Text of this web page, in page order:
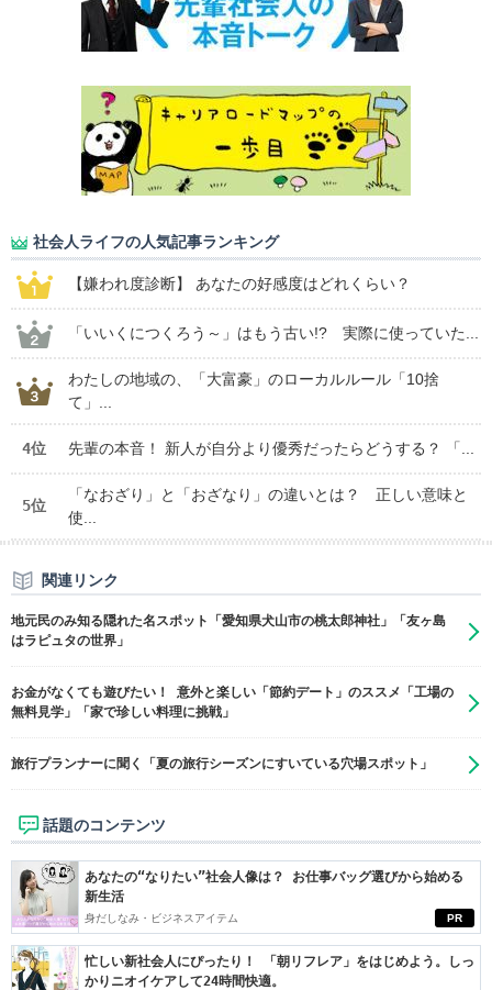
社会人ライフの人気記事ランキング
【嫌われ度診断】 あなたの好感度はどれくらい？
「いいくにつくろう～」はもう古い!? 実際に使っていた...
わたしの地域の、「大富豪」のローカルルール「10捨
て」...
4位 先輩の本音！ 新人が自分より優秀だったらどうする？ 「...
5位
「なおざり」と「おざなり」の違いとは？ 正しい意味と
使...
関連リンク
地元民のみ知る隠れた名スポット「愛知県犬山市の桃太郎神社」「友ヶ島
はラピュタの世界」
お金がなくても遊びたい！ 意外と楽しい「節約デート」のススメ「工場の
無料見学」「家で珍しい料理に挑戦」
旅行プランナーに聞く「夏の旅行シーズンにすいている穴場スポット」
話題のコンテンツ
PR
あなたの“なりたい”社会人像は？ お仕事バッグ選びから始める
新生活
身だしなみ・ビジネスアイテム
忙しい新社会人にぴったり！ 「朝リフレア」をはじめよう。しっ
かりニオイケアして24時間快適。